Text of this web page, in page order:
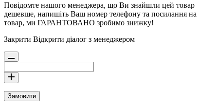
Повідомте нашого менеджера, що Ви знайшли цей товар
дешевше, напишіть Ваш номер телефону та посилання на
товар, ми ГАРАНТОВАНО зробимо знижку!
Закрити Відкрити діалог з менеджером
Замовити